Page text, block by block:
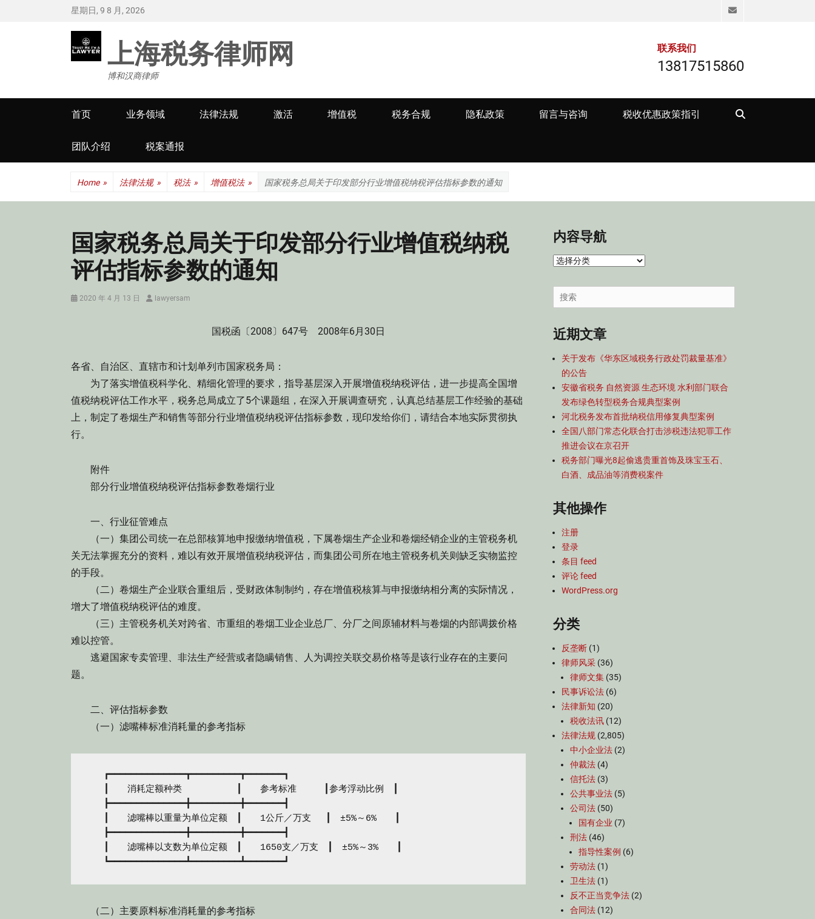
星期日, 9 8 月, 2026 Email
上海税务律师网
博和汉商律师
联系我们
13817515860
Primary
menu
首页 业务领域 法律法规 激活 增值税 税务合规 隐私政策 留言与咨询 税收优惠政策指引
团队介绍 税案通报
Home » 法律法规 » 税法 » 增值税法 » 国家税务总局关于印发部分行业增值税纳税评估指标参数的通知
国家税务总局关于印发部分行业增值税纳税
评估指标参数的通知
Posted
2020 年 4 月 13 日 Authorlawyersam
国税函〔2008〕647号 2008年6月30日
各省、自治区、直辖市和计划单列市国家税务局：
为了落实增值税科学化、精细化管理的要求，指导基层深入开展增值税纳税评估，进一步提高全国增
值税纳税评估工作水平，税务总局成立了5个课题组，在深入开展调查研究，认真总结基层工作经验的基础
上，制定了卷烟生产和销售等部分行业增值税纳税评估指标参数，现印发给你们，请结合本地实际贯彻执
行。
附件
部分行业增值税纳税评估指标参数卷烟行业
一、行业征管难点
（一）集团公司统一在总部核算地申报缴纳增值税，下属卷烟生产企业和卷烟经销企业的主管税务机
关无法掌握充分的资料，难以有效开展增值税纳税评估，而集团公司所在地主管税务机关则缺乏实物监控
的手段。
（二）卷烟生产企业联合重组后，受财政体制制约，存在增值税核算与申报缴纳相分离的实际情况，
增大了增值税纳税评估的难度。
（三）主管税务机关对跨省、市重组的卷烟工业企业总厂、分厂之间原辅材料与卷烟的内部调拨价格
难以控管。
逃避国家专卖管理、非法生产经营或者隐瞒销售、人为调控关联交易价格等是该行业存在的主要问
题。
二、评估指标参数
（一）滤嘴棒标准消耗量的参考指标
┏━━━━━━━━━━━━━━┳━━━━━━━━━┳━━━━━━━┓
┃　　消耗定额种类　　　　　　┃　　参考标准　　　┃参考浮动比例　┃
┣━━━━━━━━━━━━━━╋━━━━━━━━━╋━━━━━━━┫
┃　　滤嘴棒以重量为单位定额　┃　　1公斤／万支　 ┃　±5%～6%　　┃
┣━━━━━━━━━━━━━━╋━━━━━━━━━╋━━━━━━━┫
┃　　滤嘴棒以支数为单位定额　┃　　1650支／万支　┃　±5%～3%　　┃
（二）主要原料标准消耗量的参考指标
内容导航
内
导
航
Search
for:
近期文章
关于发布《华东区域税务行政处罚裁量基准》
的公告
安徽省税务 自然资源 生态环境 水利部门联合
发布绿色转型税务合规典型案例
河北税务发布首批纳税信用修复典型案例
全国八部门常态化联合打击涉税违法犯罪工作
推进会议在京召开
税务部门曝光8起偷逃贵重首饰及珠宝玉石、
白酒、成品油等消费税案件
其他操作
注册
登录
条目 feed
评论 feed
WordPress.org
分类
反垄断 (1)
律师风采 (36)
律师文集 (35)
民事诉讼法 (6)
法律新知 (20)
税收法讯 (12)
法律法规 (2,805)
中小企业法 (2)
仲裁法 (4)
信托法 (3)
公共事业法 (5)
公司法 (50)
国有企业 (7)
刑法 (46)
指导性案例 (6)
劳动法 (1)
卫生法 (1)
反不正当竞争法 (2)
合同法 (12)